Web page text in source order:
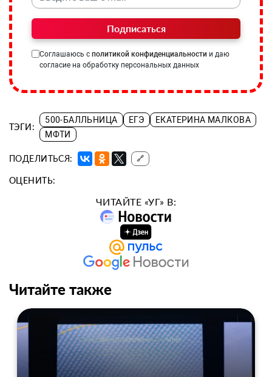
Подписаться
Соглашаюсь с политикой конфиденциальности и даю
согласие на обработку персональных данных
ТЭГИ:
500-БАЛЛЬНИЦА ЕГЭ
ЕКАТЕРИНА МАЛКОВА
МФТИ
ПОДЕЛИТЬСЯ: 🔗
ОЦЕНИТЬ:
ЧИТАЙТЕ «УГ» В:
Читайте также